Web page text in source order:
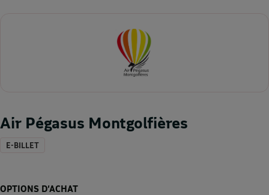
Air Pégasus Montgolfières
E-BILLET
OPTIONS D’ACHAT